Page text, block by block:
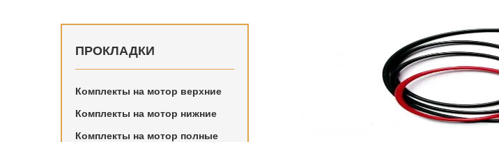
ПРОКЛАДКИ
Комплекты на мотор верхние
Комплекты на мотор нижние
Комплекты на мотор полные
Купить в Санкт-Петербурге Уплотнители разные
Mercedes Benz в наличии и под заказ